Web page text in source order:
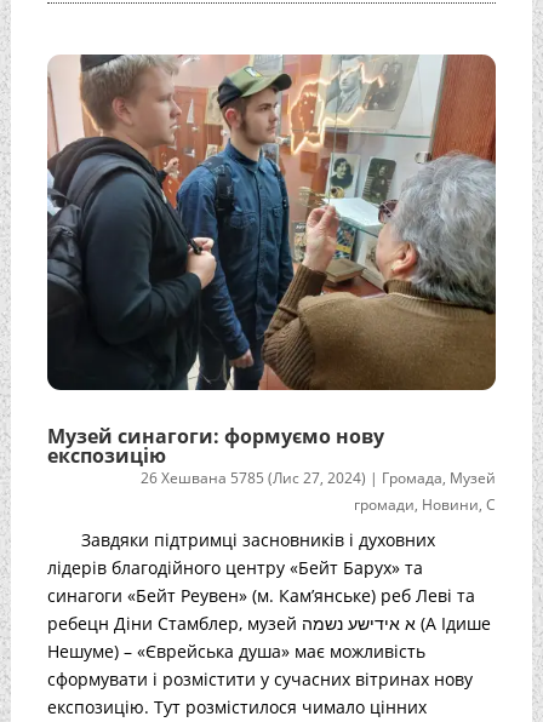
Музей синагоги: формуємо нову
експозицію
26 Хешвана 5785 (Лис 27, 2024) | Громада, Музей
громади, Новини,С
Завдяки підтримці засновників і духовних
лідерів благодійного центру «Бейт Барух» та
синагоги «Бейт Реувен» (м. Кам’янське) реб Леві та
ребецн Діни Стамблер, музей א אידישע נשמה (А Ідише
Нешуме) – «Єврейська душа» має можливість
сформувати і розмістити у сучасних вітринах нову
експозицію. Тут розмістилося чимало цінних